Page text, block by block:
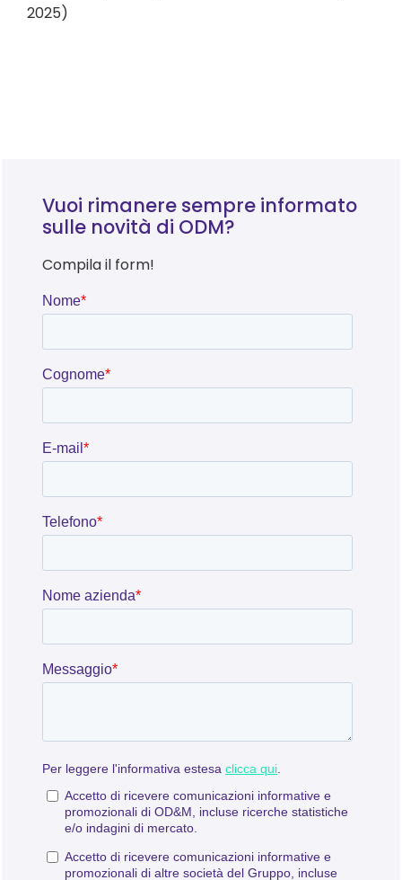
2025)
Vuoi rimanere sempre informato
sulle novità di ODM?
Compila il form!